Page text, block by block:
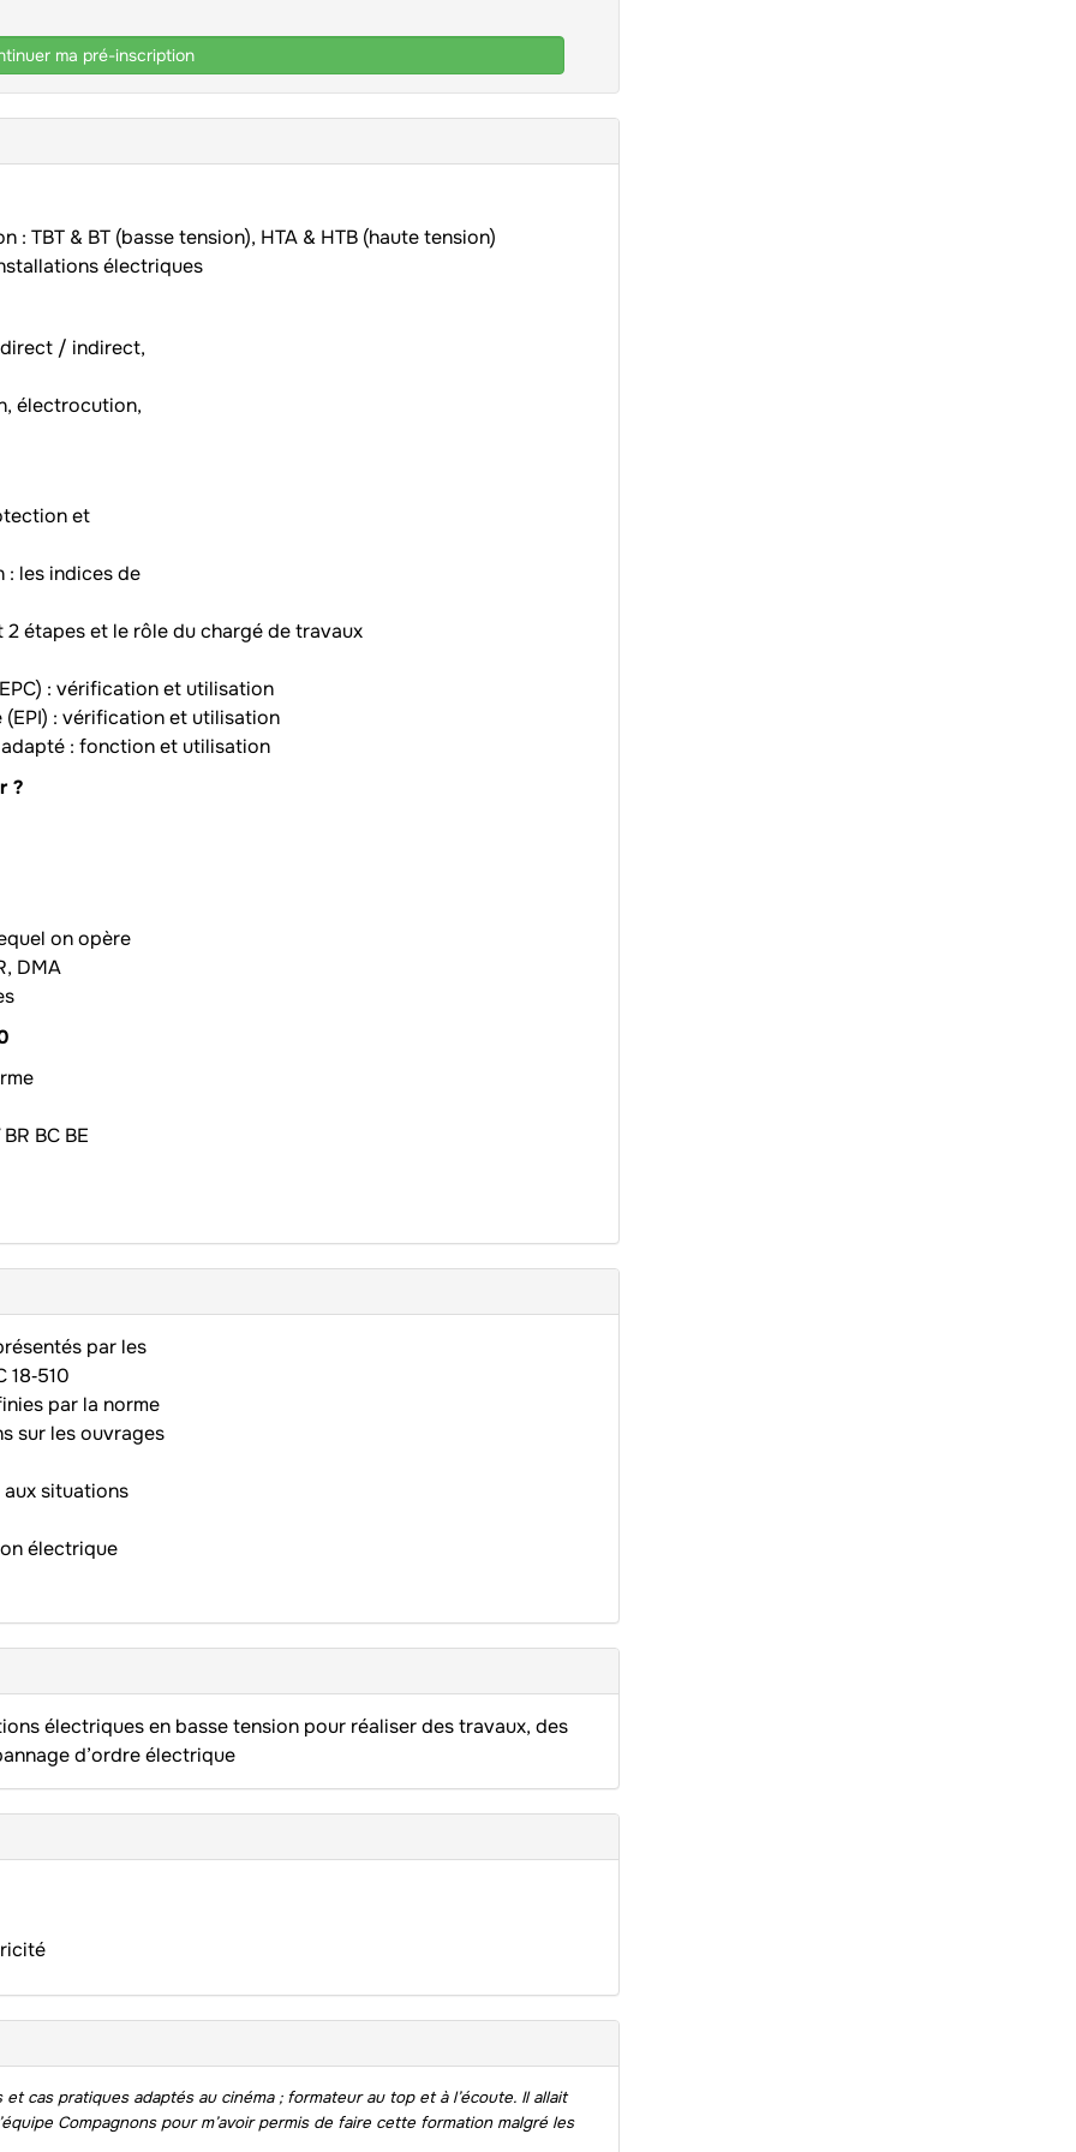
ma pré-inscription
TBT & BT (basse tension), HTA & HTB (haute tension)
électriques
/ indirect,
électrocution,
et
: les indices de
étapes et le rôle du chargé de travaux
: vérification et utilisation
: vérification et utilisation
: fonction et utilisation
?
on opère
DMA
BC BE
par les
par la norme
sur les ouvrages
situations
électrique
électriques en basse tension pour réaliser des travaux, des
d’ordre électrique
cas pratiques adaptés au cinéma ; formateur au top et à l’écoute. Il allait
Compagnons pour m’avoir permis de faire cette formation malgré les